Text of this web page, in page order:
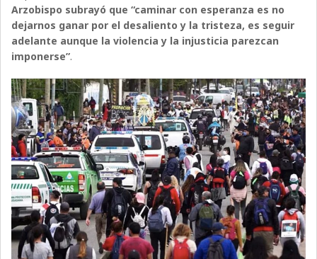
Arzobispo subrayó que “caminar con esperanza es no
dejarnos ganar por el desaliento y la tristeza, es seguir
adelante aunque la violencia y la injusticia parezcan
imponerse”.